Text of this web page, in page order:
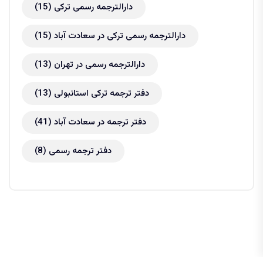
دارالترجمه رسمی ترکی (15)
دارالترجمه رسمی ترکی در سعادت آباد (15)
دارالترجمه رسمی در تهران (13)
دفتر ترجمه ترکی استانبولی (13)
دفتر ترجمه در سعادت آباد (41)
دفتر ترجمه رسمی (8)